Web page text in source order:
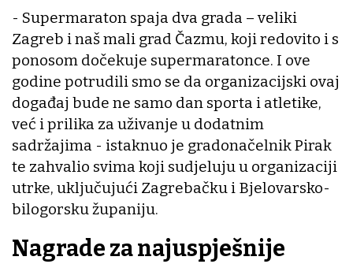
- Supermaraton spaja dva grada – veliki
Zagreb i naš mali grad Čazmu, koji redovito i s
ponosom dočekuje supermaratonce. I ove
godine potrudili smo se da organizacijski ovaj
događaj bude ne samo dan sporta i atletike,
već i prilika za uživanje u dodatnim
sadržajima - istaknuo je gradonačelnik Pirak
te zahvalio svima koji sudjeluju u organizaciji
utrke, uključujući Zagrebačku i Bjelovarsko-
bilogorsku županiju.
Nagrade za najuspješnije